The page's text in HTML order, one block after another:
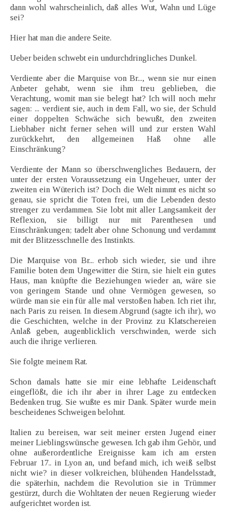
dann wohl wahrscheinlich, daß alles Wut, Wahn und Lüge
sei?
Hier hat man die andere Seite.
Ueber beiden schwebt ein undurchdringliches Dunkel.
Verdiente aber die Marquise von Br..., wenn sie nur einen
Anbeter gehabt, wenn sie ihm treu geblieben, die
Verachtung, womit man sie belegt hat? Ich will noch mehr
sagen: ... verdient sie, auch in dem Fall, wo sie, der Schuld
einer doppelten Schwäche sich bewußt, den zweiten
Liebhaber nicht ferner sehen will und zur ersten Wahl
zurückkehrt, den allgemeinen Haß ohne alle
Einschränkung?
Verdiente der Mann so überschwengliches Bedauern, der
unter der ersten Voraussetzung ein Ungeheuer, unter der
zweiten ein Wüterich ist? Doch die Welt nimmt es nicht so
genau, sie spricht die Toten frei, um die Lebenden desto
strenger zu verdammen. Sie lobt mit aller Langsamkeit der
Reflexion, sie billigt nur mit Parenthesen und
Einschränkungen; tadelt aber ohne Schonung und verdammt
mit der Blitzesschnelle des Instinkts.
Die Marquise von Br... erhob sich wieder, sie und ihre
Familie boten dem Ungewitter die Stirn, sie hielt ein gutes
Haus, man knüpfte die Beziehungen wieder an, wäre sie
von geringem Stande und ohne Vermögen gewesen, so
würde man sie ein für alle mal verstoßen haben. Ich riet ihr,
nach Paris zu reisen. In diesem Abgrund (sagte ich ihr), wo
die Geschichten, welche in der Provinz zu Klatschereien
Anlaß geben, augenblicklich verschwinden, werde sich
auch die ihrige verlieren.
Sie folgte meinem Rat.
Schon damals hatte sie mir eine lebhafte Leidenschaft
eingeflößt, die ich ihr aber in ihrer Lage zu entdecken
Bedenken trug. Sie wußte es mir Dank. Später wurde mein
bescheidenes Schweigen belohnt.
Italien zu bereisen, war seit meiner ersten Jugend einer
meiner Lieblingswünsche gewesen. Ich gab ihm Gehör, und
ohne außerordentliche Ereignisse kam ich am ersten
Februar 17.. in Lyon an, und befand mich, ich weiß selbst
nicht wie? in dieser volkreichen, blühenden Handelsstadt,
die späterhin, nachdem die Revolution sie in Trümmer
gestürzt, durch die Wohltaten der neuen Regierung wieder
aufgerichtet worden ist.